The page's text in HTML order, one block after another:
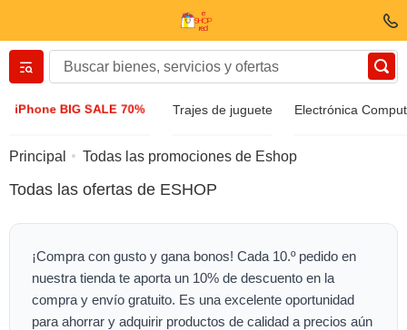
iPhone BIG SALE 70% Trajes de juguete Electrónica
Вернуться назад
Accesorios
Bizuteria
Principal Todas las promociones de Eshop
Todas las ofertas de ESHOP
¡Compra con gusto y gana bonos! Cada 10.º pedido en
nuestra tienda te aporta un 10% de descuento en la
compra y envío gratuito. Es una excelente oportunidad
para ahorrar y adquirir productos de calidad a precios aún